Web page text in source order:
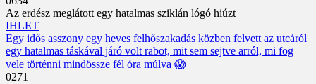
Az erdész meglátott egy hatalmas sziklán lógó hiúzt
IHLET
Egy idős asszony egy heves felhőszakadás közben felvett az utcáról
egy hatalmas táskával járó volt rabot, mit sem sejtve arról, mi fog
vele történni mindössze fél óra múlva 😱
0271